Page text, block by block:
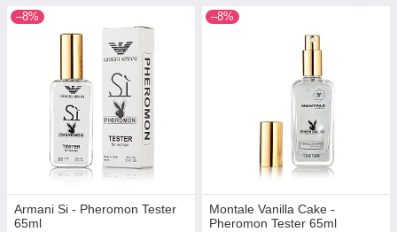
–8%
Armani Si - Pheromon Tester
65ml
–8%
Montale Vanilla Cake -
Pheromon Tester 65ml